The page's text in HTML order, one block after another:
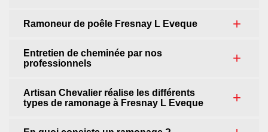
Ramoneur de poêle Fresnay L Eveque
Entretien de cheminée par nos
professionnels
Artisan Chevalier réalise les différents
types de ramonage à Fresnay L Eveque